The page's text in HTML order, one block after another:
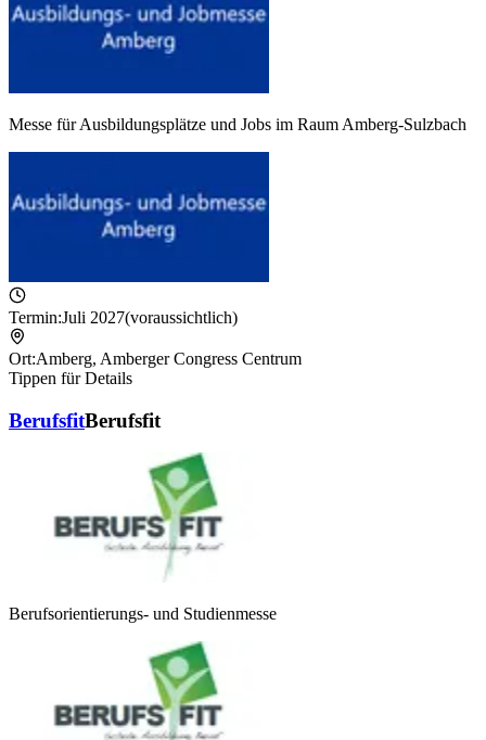
Messe für Ausbildungsplätze und Jobs im Raum Amberg-Sulzbach
Termin:Juli 2027(voraussichtlich)
Ort:Amberg, Amberger Congress Centrum
Tippen für Details
BerufsfitBerufsfit
Berufsorientierungs- und Studienmesse